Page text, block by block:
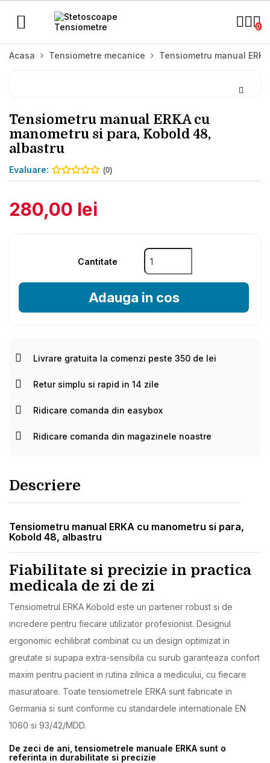
0
Toggle
navigation

Acasa Tensiometre mecanice Tensiometru manual
Tensiometru manual ERKA cu
manometru si para, Kobold 48,
albastru
Evaluare: (0)
280,00 lei
Cantitate
Adauga in cos
Livrare gratuita la comenzi peste 350 de lei
Retur simplu si rapid in 14 zile
Ridicare comanda din easybox
Ridicare comanda din magazinele noastre
Descriere
Tensiometru manual ERKA cu manometru si para,
Kobold 48, albastru
Fiabilitate si precizie in practica
medicala de zi de zi
Tensiometrul ERKA Kobold este un partener robust si de
incredere pentru fiecare utilizator profesionist. Designul
ergonomic echilibrat combinat cu un design optimizat in
greutate si supapa extra-sensibila cu surub garanteaza confort
maxim pentru pacient in rutina zilnica a medicului, cu fiecare
masuratoare. Toate tensiometrele ERKA sunt fabricate in
Germania si sunt conforme cu standardele internationale EN
1060 si 93/42/MDD.
De zeci de ani, tensiometrele manuale ERKA sunt o
referinta in durabilitate si precizie